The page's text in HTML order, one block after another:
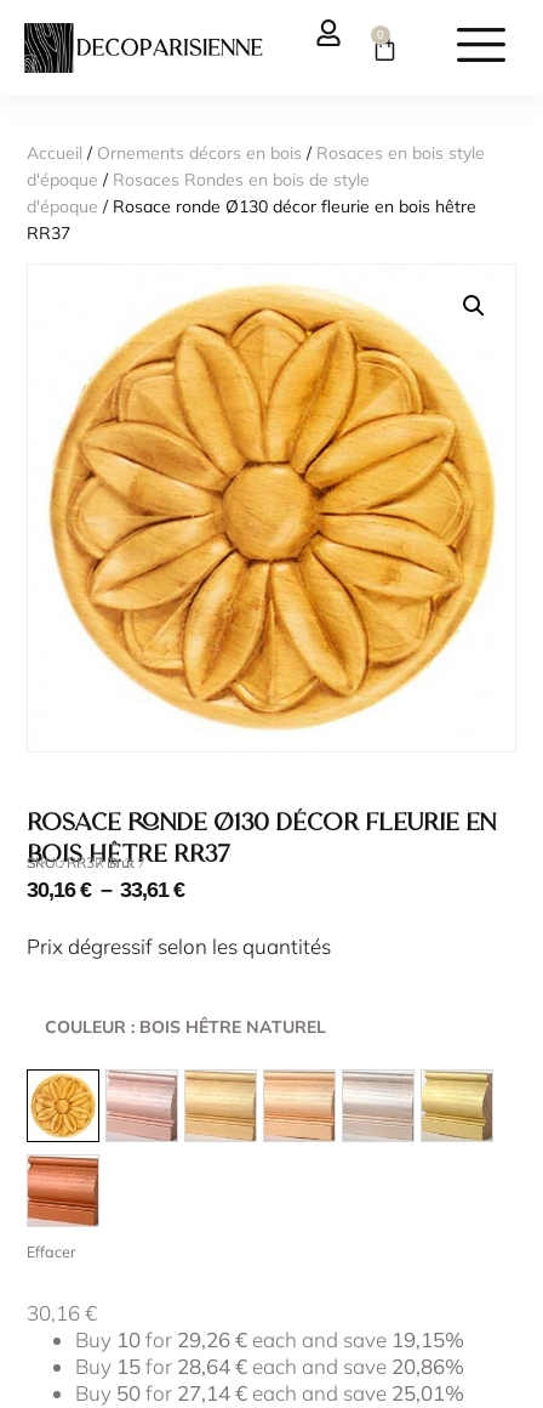
0
Accueil / Ornements décors en bois / Rosaces en bois style
d'époque / Rosaces Rondes en bois de style
d'époque / Rosace ronde Ø130 décor fleurie en bois hêtre
RR37
Rosace ronde Ø130 décor fleurie en
bois hêtre RR37
SKU : RR37
SKU : RR37 Brut
30,16€ – 33,61€
Prix dégressif selon les quantités
COULEUR : BOIS HÊTRE NATUREL
Effacer
30,16€
Buy 10for 29,26€ each and save 19,15%
Buy 15for 28,64€ each and save 20,86%
Buy 50for 27,14€ each and save 25,01%